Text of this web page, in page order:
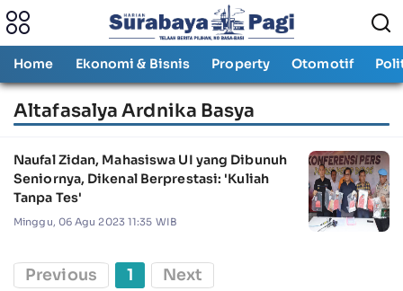
Home Ekonomi & Bisnis Property Otomotif
Altafasalya Ardnika Basya
Naufal Zidan, Mahasiswa UI yang Dibunuh
Seniornya, Dikenal Berprestasi: 'Kuliah
Tanpa Tes'
Minggu, 06 Agu 2023 11:35 WIB
Previous 1 Next